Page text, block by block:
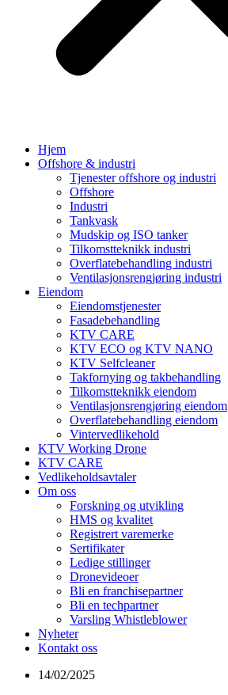
Hjem
Offshore & industri
Tjenester offshore og industri
Offshore
Industri
Tankvask
Mudskip og ISO tanker
Tilkomstteknikk industri
Overflatebehandling industri
Ventilasjonsrengjøring industri
Eiendom
Eiendomstjenester
Fasadebehandling
KTV CARE
KTV ECO og KTV NANO
KTV Selfcleaner
Takfornying og takbehandling
Tilkomstteknikk eiendom
Ventilasjonsrengjøring eiendom
Overflatebehandling eiendom
Vintervedlikehold
KTV Working Drone
KTV CARE
Vedlikeholdsavtaler
Om oss
Forskning og utvikling
HMS og kvalitet
Registrert varemerke
Sertifikater
Ledige stillinger
Dronevideoer
Bli en franchisepartner
Bli en techpartner
Varsling Whistleblower
Nyheter
Kontakt oss
14/02/2025